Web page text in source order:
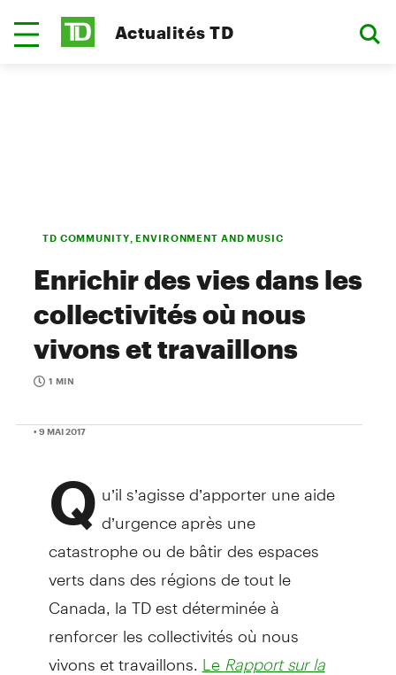
Actualités TD
TD COMMUNITY, ENVIRONMENT AND MUSIC
Enrichir des vies dans les
collectivités où nous
vivons et travaillons
1 MIN
• 9 MAI 2017
Q u’il s’agisse d’apporter une aide
d’urgence après une
catastrophe ou de bâtir des espaces
verts dans des régions de tout le
Canada, la TD est déterminée à
renforcer les collectivités où nous
vivons et travaillons. Le Rapport sur la